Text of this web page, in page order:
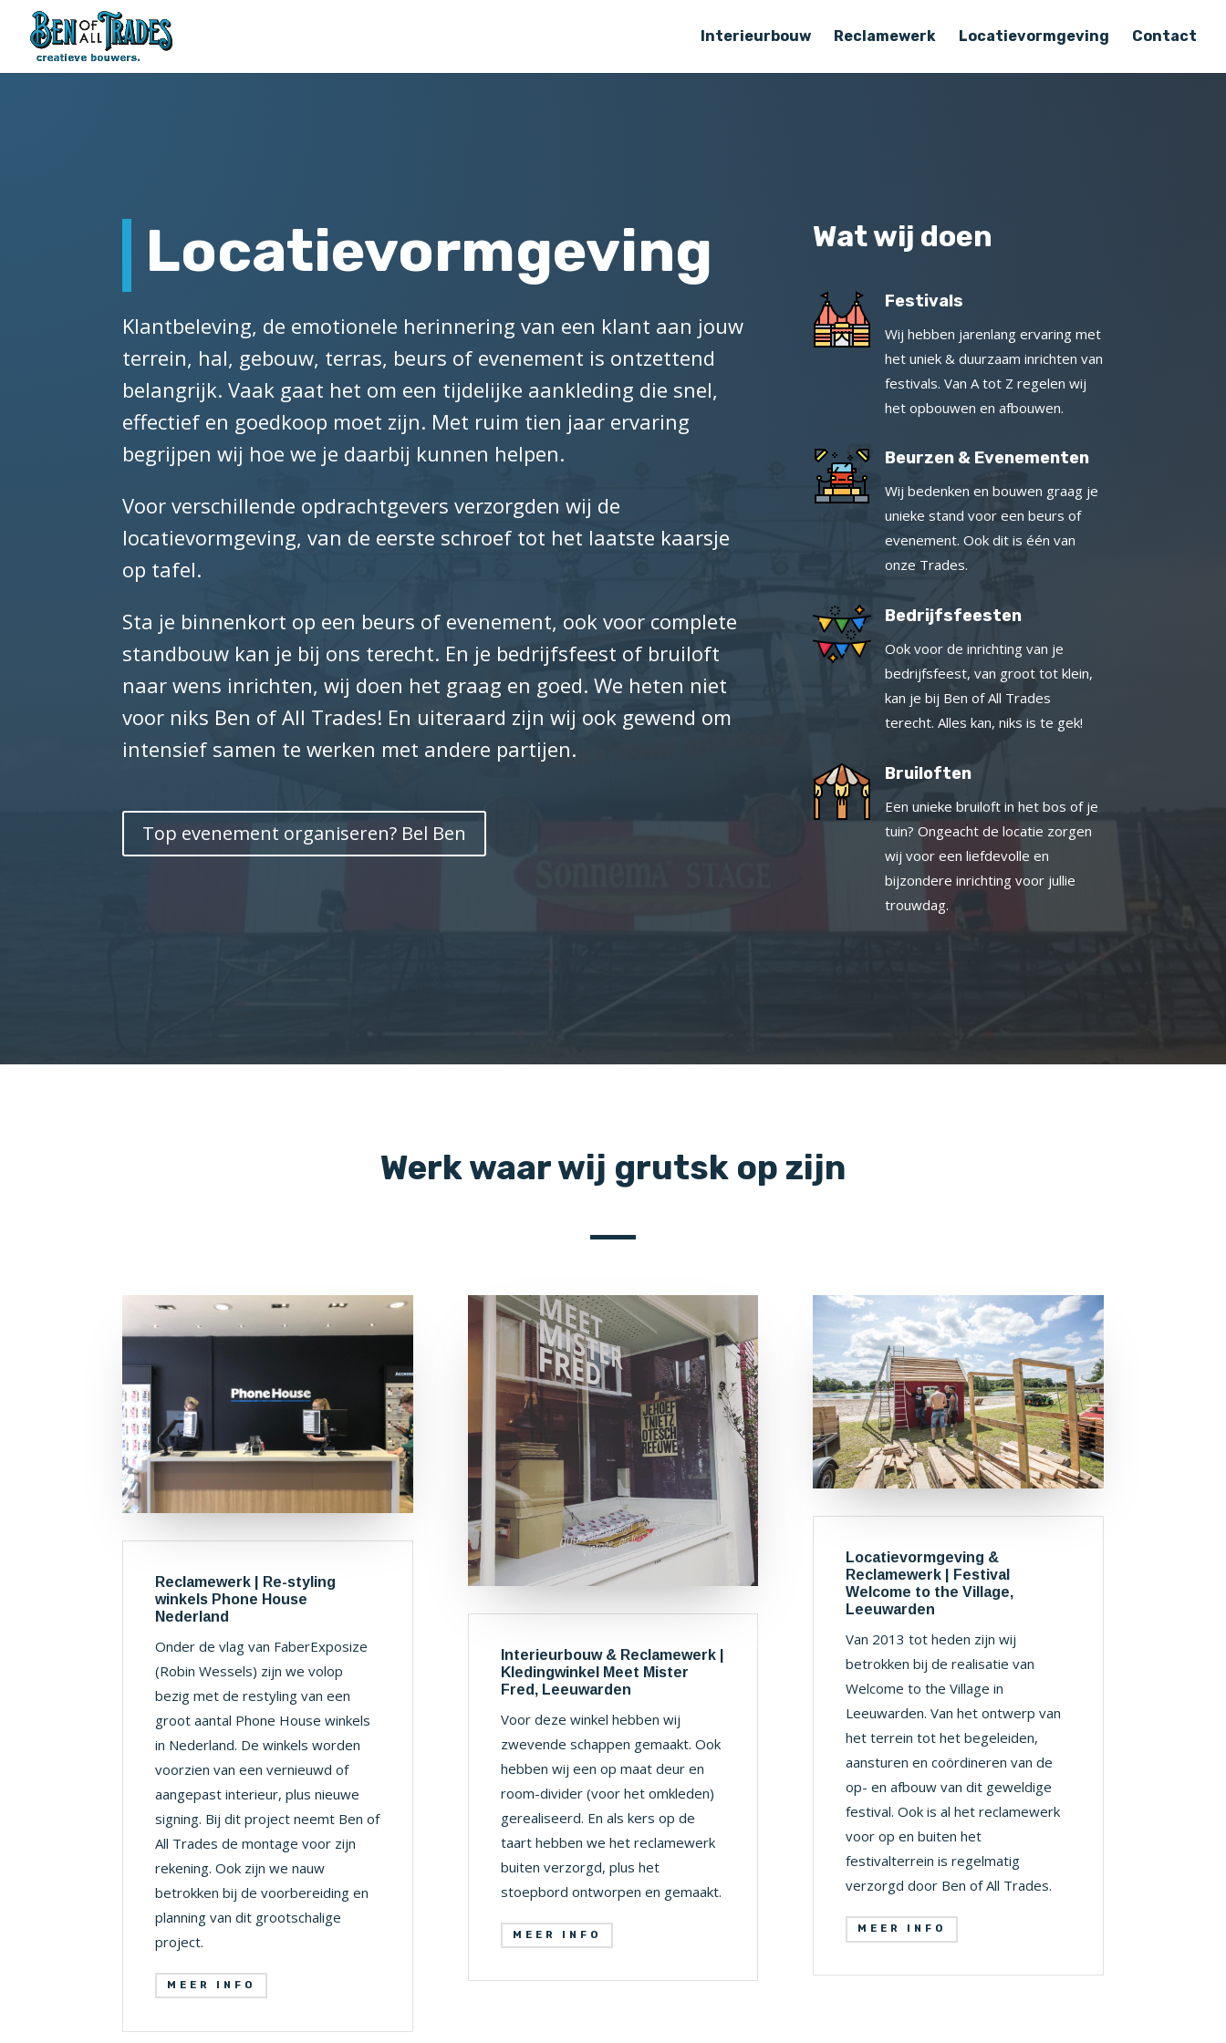
Interieurbouw Reclamewerk Locatievormgeving Contact
Locatievormgeving
Klantbeleving, de emotionele herinnering van een klant aan jouw
terrein, hal, gebouw, terras, beurs of evenement is ontzettend
belangrijk. Vaak gaat het om een tijdelijke aankleding die snel,
effectief en goedkoop moet zijn. Met ruim tien jaar ervaring
begrijpen wij hoe we je daarbij kunnen helpen.
Voor verschillende opdrachtgevers verzorgden wij de
locatievormgeving, van de eerste schroef tot het laatste kaarsje
op tafel.
Sta je binnenkort op een beurs of evenement, ook voor complete
standbouw kan je bij ons terecht. En je bedrijfsfeest of bruiloft
naar wens inrichten, wij doen het graag en goed. We heten niet
voor niks Ben of All Trades! En uiteraard zijn wij ook gewend om
intensief samen te werken met andere partijen.
Top evenement organiseren? Bel Ben
Wat wij doen
Festivals
Wij hebben jarenlang ervaring met
het uniek & duurzaam inrichten van
festivals. Van A tot Z regelen wij
het opbouwen en afbouwen.
Beurzen & Evenementen
Wij bedenken en bouwen graag je
unieke stand voor een beurs of
evenement. Ook dit is één van
onze Trades.
Bedrijfsfeesten
Ook voor de inrichting van je
bedrijfsfeest, van groot tot klein,
kan je bij Ben of All Trades
terecht. Alles kan, niks is te gek!
Bruiloften
Een unieke bruiloft in het bos of je
tuin? Ongeacht de locatie zorgen
wij voor een liefdevolle en
bijzondere inrichting voor jullie
trouwdag.
Werk waar wij grutsk op zijn
Reclamewerk | Re-styling
winkels Phone House
Nederland
Onder de vlag van FaberExposize
(Robin Wessels) zijn we volop
bezig met de restyling van een
groot aantal Phone House winkels
in Nederland. De winkels worden
voorzien van een vernieuwd of
aangepast interieur, plus nieuwe
signing. Bij dit project neemt Ben of
All Trades de montage voor zijn
rekening.Ook zijn we nauw
betrokken bij de voorbereiding en
planning van dit grootschalige
project.
MEER INFO
Interieurbouw & Reclamewerk |
Kledingwinkel Meet Mister
Fred, Leeuwarden
Voor deze winkel hebben wij
zwevende schappen gemaakt. Ook
hebben wij een op maat deur en
room-divider (voor het omkleden)
gerealiseerd. En als kers op de
taart hebben we het reclamewerk
buiten verzorgd, plus het
stoepbord ontworpen en gemaakt.
MEER INFO
Locatievormgeving &
Reclamewerk | Festival
Welcome to the Village,
Leeuwarden
Van 2013 tot heden zijn wij
betrokken bij de realisatie van
Welcome to the Village in
Leeuwarden. Van het ontwerp van
het terrein tot het begeleiden,
aansturen en coördineren van de
op- en afbouw van dit geweldige
festival. Ook is al het reclamewerk
voor op en buiten het
festivalterrein is regelmatig
verzorgd door Ben of All Trades.
MEER INFO